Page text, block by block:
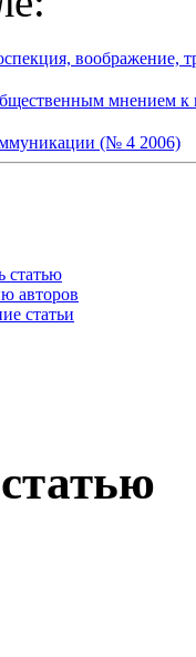
воображение,
мнением
(№ 4 2006)
статью
авторов
статьи